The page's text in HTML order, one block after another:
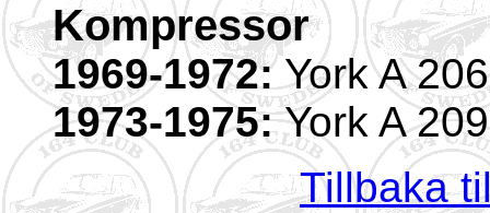
Kompressor
1969-1972:York A 206
1973-1975:York A 209
Tillbaka